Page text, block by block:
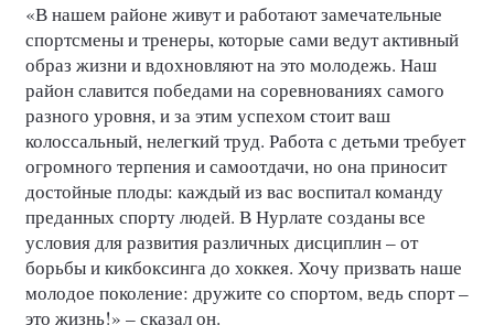
«В нашем районе живут и работают замечательные
спортсмены и тренеры, которые сами ведут активный
образ жизни и вдохновляют на это молодежь. Наш
район славится победами на соревнованиях самого
разного уровня, и за этим успехом стоит ваш
колоссальный, нелегкий труд. Работа с детьми требует
огромного терпения и самоотдачи, но она приносит
достойные плоды: каждый из вас воспитал команду
преданных спорту людей. В Нурлате созданы все
условия для развития различных дисциплин – от
борьбы и кикбоксинга до хоккея. Хочу призвать наше
молодое поколение: дружите со спортом, ведь спорт –
это жизнь!» – сказал он.